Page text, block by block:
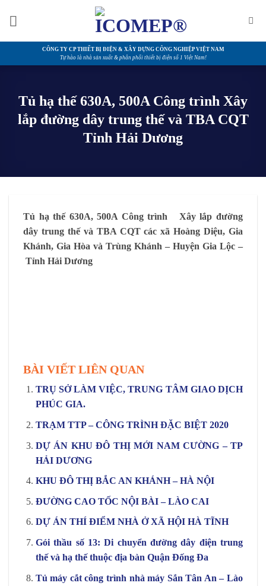
CÔNG TY CP THIẾT BỊ ĐIỆN & XÂY DỰNG CÔNG NGHIỆP VIỆT NAM
Tự hào là nhà sản xuất & phân phối thiết bị điện số 1 Việt Nam!
Tủ hạ thế 630A, 500A Công trình Xây
lắp đường dây trung thế và TBA CQT
Tỉnh Hải Dương
Tủ hạ thế 630A, 500A Công trình Xây lắp đường
dây trung thế và TBA CQT các xã Hoàng Diệu, Gia
Khánh, Gia Hòa và Trùng Khánh – Huyện Gia Lộc –
Tỉnh Hải Dương
BÀI VIẾT LIÊN QUAN
TRỤ SỞ LÀM VIỆC, TRUNG TÂM GIAO DỊCH
PHÚC GIA.
TRẠM TTP – CÔNG TRÌNH ĐẶC BIỆT 2020
DỰ ÁN KHU ĐÔ THỊ MỚI NAM CƯỜNG – TP
HẢI DƯƠNG
KHU ĐÔ THỊ BẮC AN KHÁNH – HÀ NỘI
ĐƯỜNG CAO TỐC NỘI BÀI – LÀO CAI
DỰ ÁN THÍ ĐIỂM NHÀ Ở XÃ HỘI HÀ TĨNH
Gói thầu số 13: Di chuyển đường dây điện trung
thế và hạ thế thuộc địa bàn Quận Đống Đa
Tủ máy cắt công trình nhà máy Sắn Tân An – Lào